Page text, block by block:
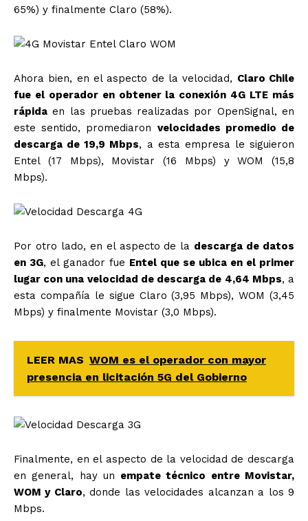
65%) y finalmente Claro (58%).
Ahora bien, en el aspecto de la velocidad, Claro Chile
fue el operador en obtener la conexión 4G LTE más
rápida en las pruebas realizadas por OpenSignal, en
este sentido, promediaron velocidades promedio de
descarga de 19,9 Mbps, a esta empresa le siguieron
Entel (17 Mbps), Movistar (16 Mbps) y WOM (15,8
Mbps).
Por otro lado, en el aspecto de la descarga de datos
en 3G, el ganador fue Entel que se ubica en el primer
lugar con una velocidad de descarga de 4,64 Mbps, a
esta compañía le sigue Claro (3,95 Mbps), WOM (3,45
Mbps) y finalmente Movistar (3,0 Mbps).
LEER MAS WOM es el operador con mayor
presencia en licitación 5G del Gobierno
Finalmente, en el aspecto de la velocidad de descarga
en general, hay un empate técnico entre Movistar,
WOM y Claro, donde las velocidades alcanzan a los 9
Mbps.